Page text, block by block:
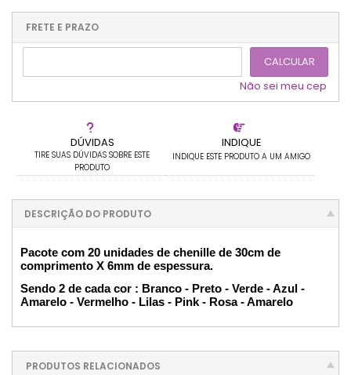
DÚVIDAS
TIRE SUAS DÚVIDAS SOBRE ESTE
PRODUTO
INDIQUE
INDIQUE ESTE PRODUTO A UM AMIGO
...
....
FRETE E PRAZO
CALCULAR
Não sei meu cep
DESCRIÇÃO DO PRODUTO
Pacote com 20 unidades de chenille de 30cm de
comprimento X 6mm de espessura.
Sendo 2 de cada cor : Branco - Preto - Verde - Azul -
Amarelo - Vermelho - Lilas - Pink - Rosa - Amarelo
PRODUTOS RELACIONADOS